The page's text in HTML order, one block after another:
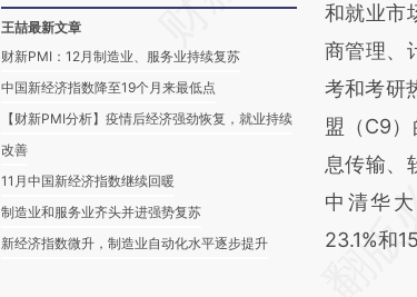
王喆最新文章
财新PMI：12月制造业、服务业持续复苏
中国新经济指数降至19个月来最低点
【财新PMI分析】疫情后经济强劲恢复，就业持续
改善
11月中国新经济指数继续回暖
制造业和服务业齐头并进强势复苏
新经济指数微升，制造业自动化水平逐步提升
和就业市
商管理、
考和考研
盟（C9
息传输、
中清华
23.1%和